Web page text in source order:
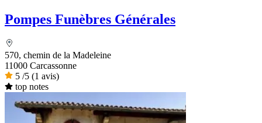
Pompes Funèbres Générales
570, chemin de la Madeleine
11000 Carcassonne
5 /5 (1 avis)
top notes